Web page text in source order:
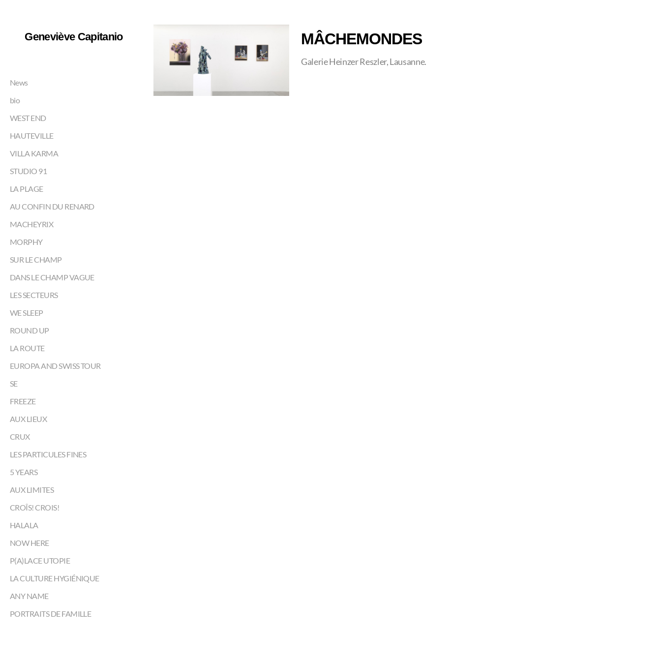
Geneviève Capitanio
News
bio
WEST END
HAUTEVILLE
VILLA KARMA
STUDIO 91
LA PLAGE
AU CONFIN DU RENARD
MACHEYRIX
MORPHY
SUR LE CHAMP
DANS LE CHAMP VAGUE
LES SECTEURS
WE SLEEP
ROUND UP
LA ROUTE
EUROPA AND SWISS TOUR
SE
FREEZE
AUX LIEUX
CRUX
LES PARTICULES FINES
5 YEARS
AUX LIMITES
CROÎS! CROIS!
HALALA
NOW HERE
P(A)LACE UTOPIE
LA CULTURE HYGIÉNIQUE
ANY NAME
PORTRAITS DE FAMILLE
MÂCHEMONDES
Galerie Heinzer Reszler, Lausanne.